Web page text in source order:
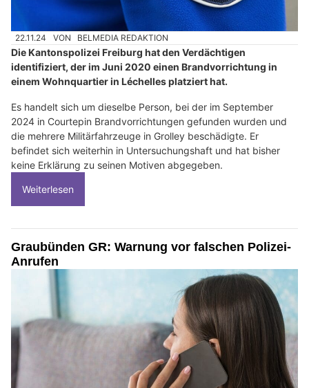
22.11.24 VON BELMEDIA REDAKTION
Die Kantonspolizei Freiburg hat den Verdächtigen
identifiziert, der im Juni 2020 einen Brandvorrichtung in
einem Wohnquartier in Léchelles platziert hat.
Es handelt sich um dieselbe Person, bei der im September
2024 in Courtepin Brandvorrichtungen gefunden wurden und
die mehrere Militärfahrzeuge in Grolley beschädigte. Er
befindet sich weiterhin in Untersuchungshaft und hat bisher
keine Erklärung zu seinen Motiven abgegeben.
Weiterlesen
Graubünden GR: Warnung vor falschen Polizei-
Anrufen